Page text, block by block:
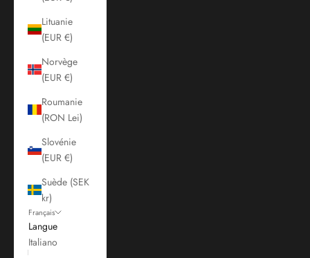
Lituanie
(EUR €)
Norvège
(EUR €)
Roumanie
(RON Lei)
Slovénie
(EUR €)
Suède (SEK
kr)
Français
Langue
Italiano